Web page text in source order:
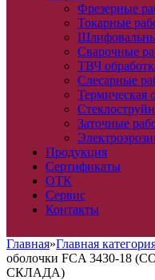
Фрезерные
Токарные
Сварочные
ТВЧ
Слесарные
Термическая
Заточные
Продукция
Сертификаты
ОТК
Сервис
Контакты
Главная»Главная
оболочки FCA 3430-
СКЛАДА)